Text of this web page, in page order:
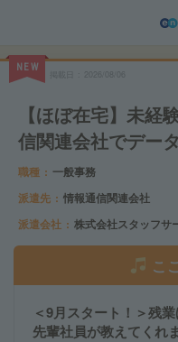
NEW
【ほぼ在宅】未経
信関連会社でデー
職種
一般事務
派遣先
情報通信関連会社
派遣会社
株式会社スタッフサ
こ
＜9月スタート！＞残
先輩社員が教えてくれ